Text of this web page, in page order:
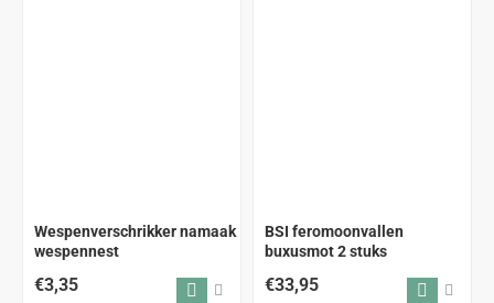
Wespenverschrikker namaak
wespennest
€3,35
BSI feromoonvallen
buxusmot 2 stuks
€33,95